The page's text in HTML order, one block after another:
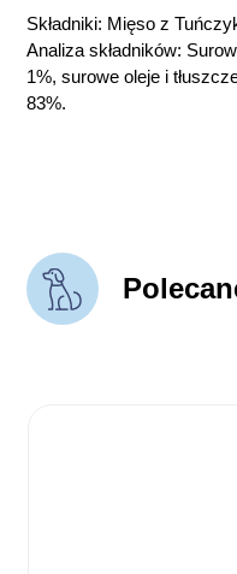
Składniki: Mięso z
Analiza składników:
1%, surowe oleje i
83%.